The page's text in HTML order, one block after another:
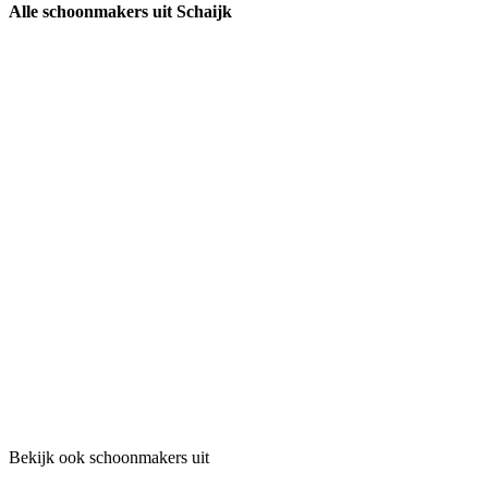
Alle schoonmakers uit Schaijk
Bekijk ook schoonmakers uit